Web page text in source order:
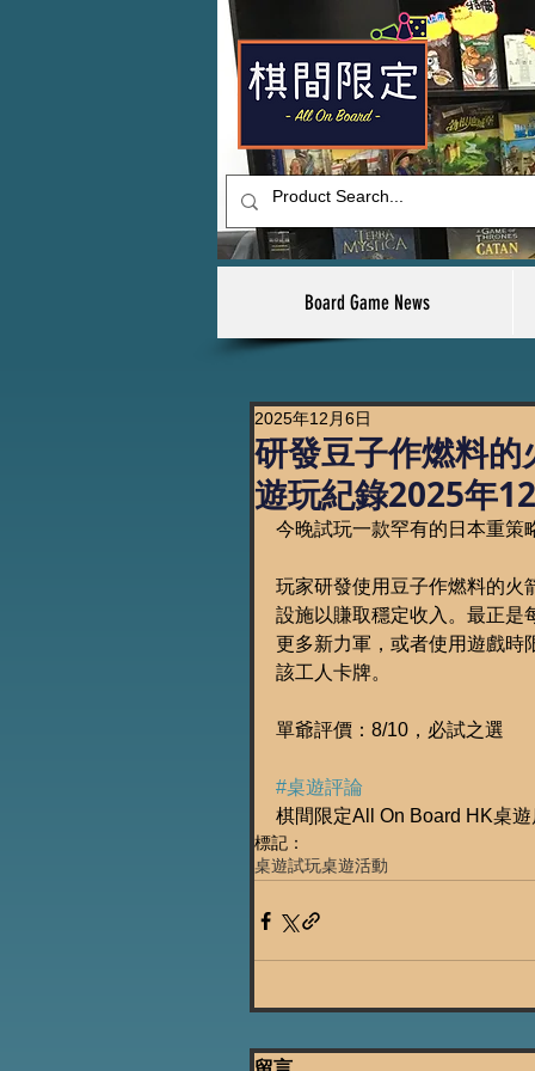
Board Game News
研發豆子作燃料
遊玩紀錄2025年
2025年12月6日
今晚試玩一款罕有的日本重策
玩家研發使用豆子作燃料的火
設施以賺取穩定收入。最正是
更多新力軍，或者使用遊戲時
該工人卡牌。
單爺評價：8/10，必試之選
#桌遊評論
棋間限定All On Board HK桌
標記：
桌遊試玩桌遊活動